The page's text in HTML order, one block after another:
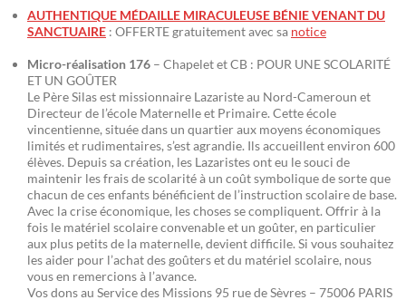
AUTHENTIQUE MÉDAILLE MIRACULEUSE BÉNIE VENANT DU
SANCTUAIRE : OFFERTE gratuitement avec sa notice
Micro-réalisation 176 – Chapelet et CB : POUR UNE SCOLARITÉ
ET UN GOÛTER
Le Père Silas est missionnaire Lazariste au Nord-Cameroun et
Directeur de l’école Maternelle et Primaire. Cette école
vincentienne, située dans un quartier aux moyens économiques
limités et rudimentaires, s’est agrandie. Ils accueillent environ 600
élèves. Depuis sa création, les Lazaristes ont eu le souci de
maintenir les frais de scolarité à un coût symbolique de sorte que
chacun de ces enfants bénéficient de l’instruction scolaire de base.
Avec la crise économique, les choses se compliquent. Offrir à la
fois le matériel scolaire convenable et un goûter, en particulier
aux plus petits de la maternelle, devient difficile. Si vous souhaitez
les aider pour l’achat des goûters et du matériel scolaire, nous
vous en remercions à l’avance.
Vos dons au Service des Missions 95 rue de Sèvres – 75006 PARIS